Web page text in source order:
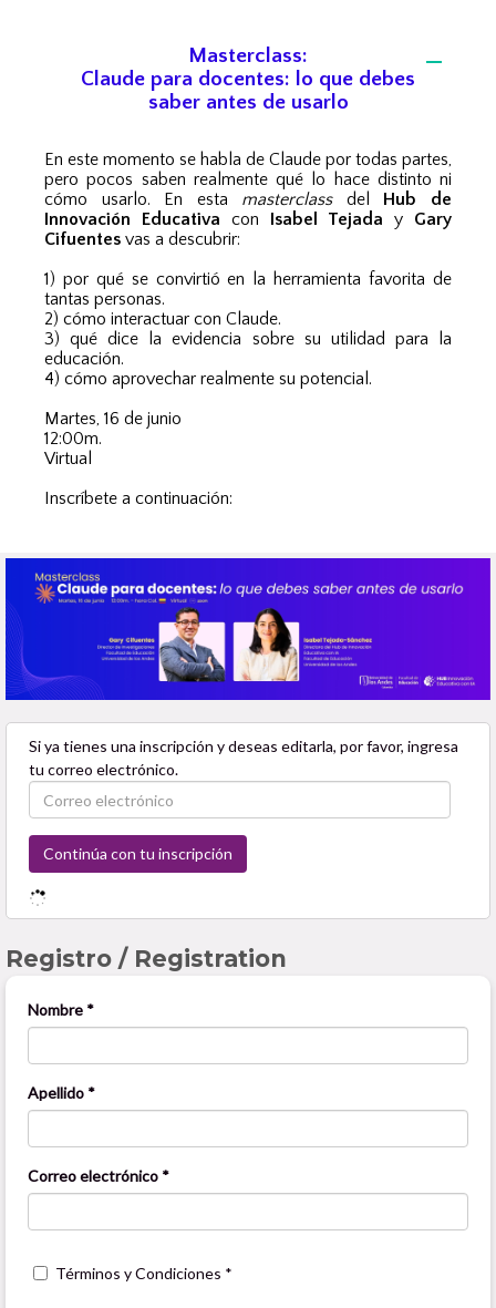
Masterclass:
Claude para docentes: lo que debes
saber antes de usarlo
En este momento se habla de Claude por todas partes,
pero pocos saben realmente qué lo hace distinto ni
cómo usarlo. En esta masterclassdel Hub de
Innovación Educativa con Isabel Tejada y Gary
Cifuentes vas a descubrir:
1) por qué se convirtió en la herramienta favorita de
tantas personas.
2) cómo interactuar con Claude.
3) qué dice la evidencia sobre su utilidad para la
educación.
4) cómo aprovechar realmente su potencial.
Martes, 16 de junio
12:00m.
Virtual
Inscríbete a continuación: